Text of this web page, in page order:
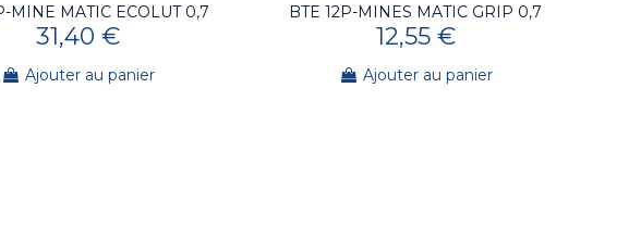
MINE MATIC ECOLUT 0,7
31,40 €
Ajouter au panier
BTE 12P-MINES MATIC GRIP 0,7
12,55 €
Ajouter au panier